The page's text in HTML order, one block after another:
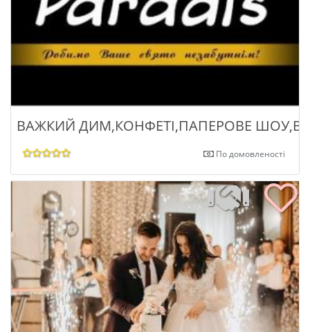
ВАЖКИЙ ДИМ,КОНФЕТІ,ПАПЕРОВЕ
По домовленості